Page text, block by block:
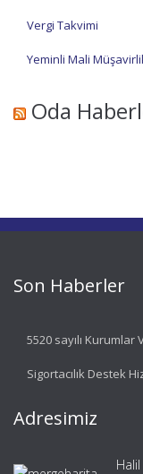
Vergi Takvimi
Yeminli Mali
Oda
Son Haberler
5520 sayılı
Sigortacılık Destek
Adresimiz